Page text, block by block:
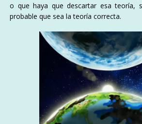
o que haya que descartar esa teoría,
probable que sea la teoría correcta.